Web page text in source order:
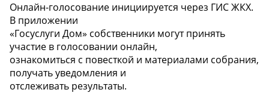
Онлайн-голосование инициируется через ГИС ЖКХ.
В приложении
«Госуслуги Дом» собственники могут принять
участие в голосовании онлайн,
ознакомиться с повесткой и материалами собрания,
получать уведомления и
отслеживать результаты.